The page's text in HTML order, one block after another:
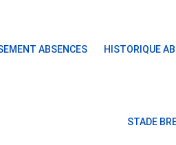
ABSENCES HISTORIQUE
STADE